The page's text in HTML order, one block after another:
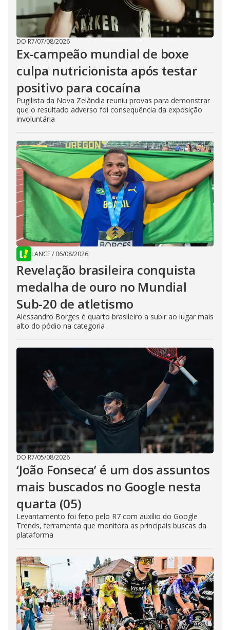
DO R7/07/08/2026
Ex-campeão mundial de boxe
culpa nutricionista após testar
positivo para cocaína
Pugilista da Nova Zelândia reuniu provas para demonstrar
que o resultado adverso foi consequência da exposição
involuntária
LANCE/ 06/08/2026
Revelação brasileira conquista
medalha de ouro no Mundial
Sub-20 de atletismo
Alessandro Borges é quarto brasileiro a subir ao lugar mais
alto do pódio na categoria
DO R7/05/08/2026
‘João Fonseca’ é um dos assuntos
mais buscados no Google nesta
quarta (05)
Levantamento foi feito pelo R7 com auxílio do Google
Trends, ferramenta que monitora as principais buscas da
plataforma